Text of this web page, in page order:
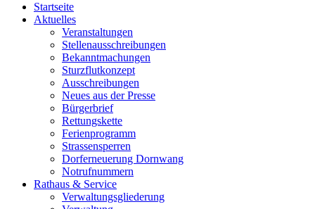
Startseite
Aktuelles
Veranstaltungen
Stellenausschreibungen
Bekanntmachungen
Sturzflutkonzept
Ausschreibungen
Neues aus der Presse
Bürgerbrief
Rettungskette
Ferienprogramm
Strassensperren
Dorferneuerung Dornwang
Notrufnummern
Rathaus & Service
Verwaltungsgliederung